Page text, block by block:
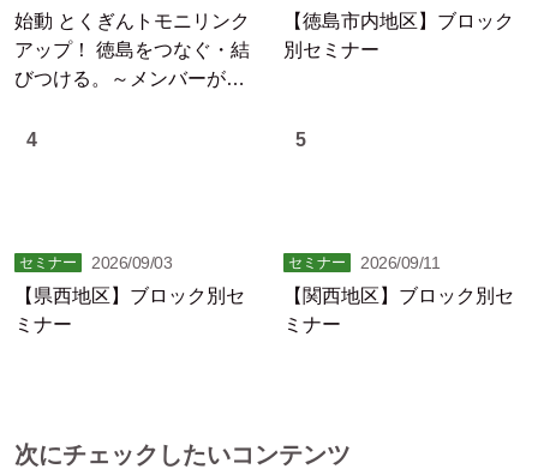
始動 とくぎんトモニリンク
アップ！ 徳島をつなぐ・結
びつける。～メンバーが躍
【徳島市内地区】ブロック
別セミナー
4
セミナー 2026/09/03
【県西地区】ブロック別セ
ミナー
5
セミナー 2026/09/11
【関西地区】ブロック別セ
ミナー
次にチェックしたいコンテンツ